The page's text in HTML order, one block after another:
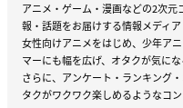
アニメ・ゲーム・漫画などの2次
報・話題をお届けする情報メディア
女性向けアニメをはじめ、少年ア
マーにも幅を広げ、オタクが気に
さらに、アンケート・ランキング
タクがワクワク楽しめるようなコ